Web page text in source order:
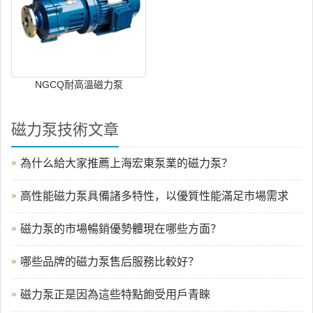
NGCQ耐高溫磁力泵
磁力泵技術文章
為什么給大家推薦上海宏東泵業的磁力泵？
高性能磁力泵具備諸多特性，以優質性能滿足市場需求
磁力泵的市場暢銷優勢體現在哪些方面？
哪些品牌的磁力泵售后服務比較好？
磁力泵正是因為這些特點飽受用戶青睞